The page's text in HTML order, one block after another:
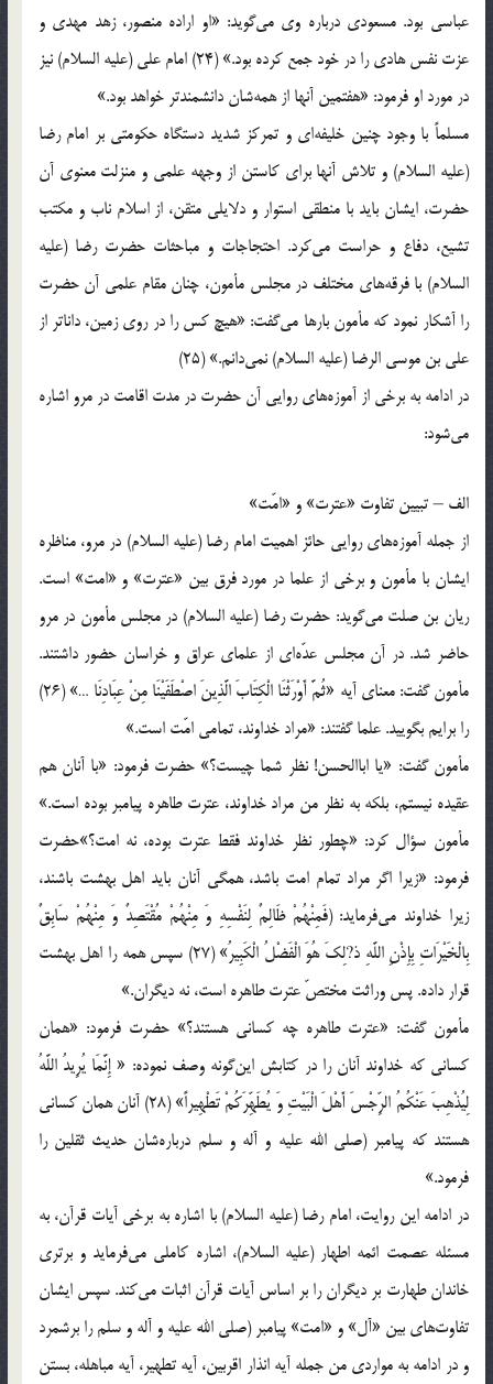
عباسی بود. مسعودی درباره وی می‌گوید: «او اراده منصور، زهد مهدی و
عزت نفس هادی را در خود جمع کرده بود.» (24) امام علی (علیه السلام) نیز
در مورد او فرمود: «هفتمین آنها از همه‌شان دانشمندتر خواهد بود.»
مسلماً با وجود چنین خلیفه‌ای و تمرکز شدید دستگاه حکومتی بر امام رضا
(علیه السلام) و تلاش آنها برای کاستن از وجهه علمی و منزلت معنوی آن
حضرت، ایشان باید با منطقی استوار و دلایلی متقن، از اسلام ناب و مکتب
تشیع، دفاع و حراست می‌کرد. احتجاجات و مباحثات حضرت رضا (علیه
السلام) با فرقه‌های مختلف در مجلس مأمون، چنان مقام علمی آن حضرت
را آشکار نمود که مأمون بارها می‌گفت: «هیچ کس را در روی زمین، داناتر از
علی بن موسی الرضا (علیه السلام) نمی‌دانم.» (25)
در ادامه به برخی از آموزه‌های روایی آن حضرت در مدت اقامت در مرو اشاره
می‌شود:
الف – تبیین تفاوت «عترت» و «امّت»
از جمله آموزه‌های روایی حائز اهمیت امام رضا (علیه السلام) در مرو، مناظره
ایشان با مأمون و برخی از علما در مورد فرق بین «عترت» و «امت» است.
ریان بن صلت می‌گوید: حضرت رضا (علیه السلام) در مجلس مأمون در مرو
حاضر شد. در آن مجلس عدّه‌ای از علمای عراق و خراسان حضور داشتند.
مأمون گفت: معنای آیه «ثُمَّ أَوْرَثْنَا الْکِتَابَ الَّذِینَ اصْطَفَیْنَا مِنْ عِبَادِنَا …» (26)
را برایم بگویید. علما گفتند: «مراد خداوند، تمامی امّت است.»
مأمون گفت: «یا اباالحسن! نظر شما چیست؟» حضرت فرمود: «با آنان هم
عقیده نیستم، بلکه به نظر من مراد خداوند، عترت طاهره پیامبر بوده است.»
مأمون سؤال کرد: «چطور نظر خداوند فقط عترت بوده، نه امت؟»حضرت
فرمود: «زیرا اگر مراد تمام امت باشد، همگی آنان باید اهل بهشت باشند،
زیرا خداوند می‌فرماید: (فَمِنْهُمْ ظَالِمٌ لِنَفْسِهِ وَ مِنْهُمْ مُقْتَصِدٌ وَ مِنْهُمْ سَابِقٌ
بِالْخَیْرَاتِ بِإِذْنِ اللَّهِ ذ?لِکَ هُوَ الْفَضْلُ الْکَبِیرُ» (27) سپس همه را اهل بهشت
قرار داده. پس وراثت مختصّ عترت طاهره است، نه دیگران.»
مأمون گفت: «عترت طاهره چه کسانی هستند؟» حضرت فرمود: «همان
کسانی که خداوند آنان را در کتابش این‌گونه وصف نموده: « إِنَّمَا یُرِیدُ اللَّهُ
لِیُذْهِبَ عَنْکُمُ الرِّجْسَ أَهْلَ الْبَیْتِ وَ یُطَهِّرَکُمْ تَطْهِیراً» (28) آنان همان کسانی
هستند که پیامبر (صلی الله علیه و آله و سلم درباره‌شان حدیث ثقلین را
فرمود.»
در ادامه این روایت، امام رضا (علیه السلام) با اشاره به برخی آیات قرآن، به
مسئله عصمت ائمه اطهار (علیه السلام)، اشاره کاملی می‌فرماید و برتری
خاندان طهارت بر دیگران را بر اساس آیات قرآن اثبات می‌کند. سپس ایشان
تفاوت‌های بین «آل» و «امت» پیامبر (صلی الله علیه و آله و سلم را برشمرد
و در ادامه به مواردی من جمله آیه انذار اقربین، آیه تطهیر، آیه مباهله، بستن